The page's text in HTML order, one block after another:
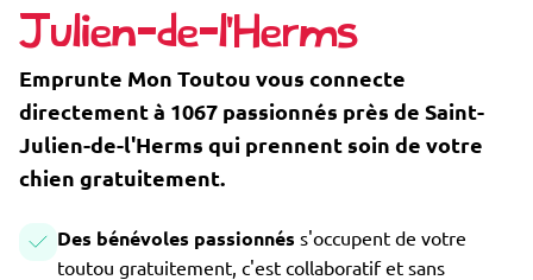
Julien-de-l'Herms
Emprunte Mon Toutou vous connecte
directement à 1067 passionnés près de Saint-
Julien-de-l'Herms qui prennent soin de votre
chien gratuitement.
Des bénévoles passionnés s'occupent de votre
toutou gratuitement, c'est collaboratif et sans